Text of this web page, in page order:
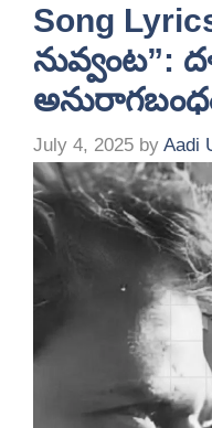
Song
నువ్వంట”:
July 4, 2025 by Aadi